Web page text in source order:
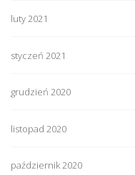
luty 2021
styczeń 2021
grudzień 2020
listopad 2020
październik 2020